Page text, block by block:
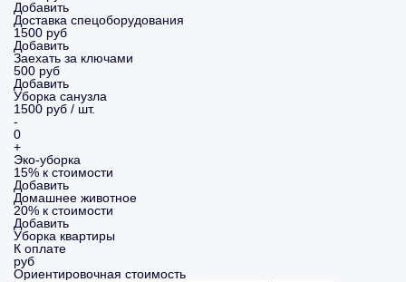
Добавить
Доставка спецоборудования
1500 руб
Добавить
Заехать за ключами
500 руб
Добавить
Уборка санузла
1500 руб / шт.
-
0
+
Эко-уборка
15% к стоимости
Добавить
Домашнее животное
20% к стоимости
Добавить
Уборка квартиры
К оплате
руб
Ориентировочная стоимость